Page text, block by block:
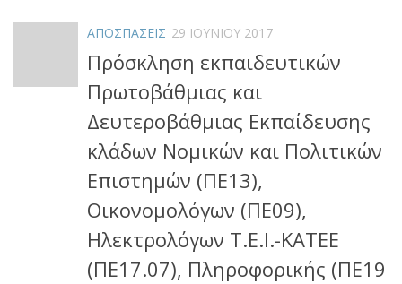
ΑΠΟΣΠΑΣΕΙΣ 29 ΙΟΥΝΊΟΥ 2017
Πρόσκληση εκπαιδευτικών
Πρωτοβάθμιας και
Δευτεροβάθμιας Εκπαίδευσης
κλάδων Νομικών και Πολιτικών
Επιστημών (ΠΕ13),
Οικονομολόγων (ΠΕ09),
Ηλεκτρολόγων Τ.Ε.Ι.-ΚΑΤΕΕ
(ΠΕ17.07), Πληροφορικής (ΠΕ19